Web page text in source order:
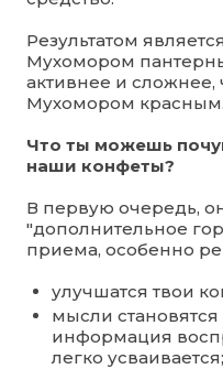
Результатом
Мухомором
активнее и
Мухомором красным.
Что ты можешь
наши конфеты?
В первую очередь,
"дополнительное
приема, особенно
улучшатся твои
мысли
информация
легко усваивается;